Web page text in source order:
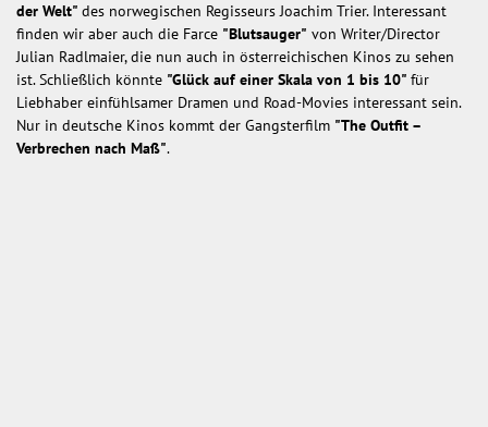
der Welt" des norwegischen Regisseurs Joachim Trier. Interessant
finden wir aber auch die Farce "Blutsauger" von Writer/Director
Julian Radlmaier, die nun auch in österreichischen Kinos zu sehen
ist. Schließlich könnte "Glück auf einer Skala von 1 bis 10" für
Liebhaber einfühlsamer Dramen und Road-Movies interessant sein.
Nur in deutsche Kinos kommt der Gangsterfilm "The Outfit –
Verbrechen nach Maß".